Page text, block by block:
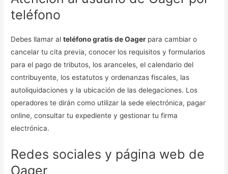
teléfono
Debes llamar alteléfono gratis de Oager para cambiar o
cancelar tu cita previa, conocer los requisitos y formularios
para el pago de tributos, los aranceles, el calendario del
contribuyente, los estatutos y ordenanzas fiscales, las
autoliquidaciones y la ubicación de las delegaciones. Los
operadores te dirán como utilizar la sede electrónica, pagar
online, consultar tu expediente y gestionar tu firma
electrónica.
Redes sociales y página web de
Oager